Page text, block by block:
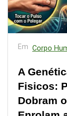
Em Corpo
A
Fisicos:
Dobram